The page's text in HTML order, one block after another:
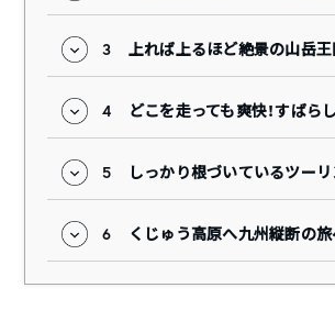
3 上れば上るほど絶景の山岳王
4 どこを走っても爽快！すばら
5 しっかり根づいているツー
6 くじゅう高原へ九州縦断の旅